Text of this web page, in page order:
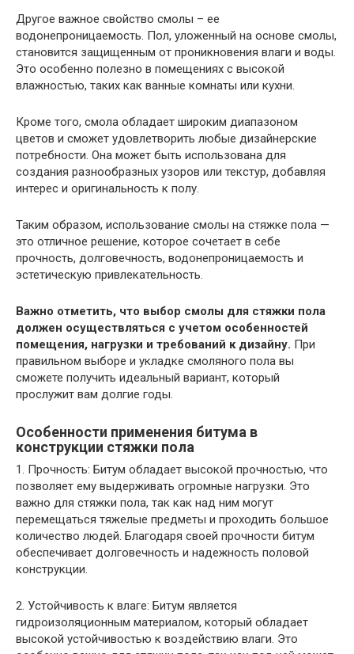
Другое важное свойство смолы – ее
водонепроницаемость. Пол, уложенный на основе смолы,
становится защищенным от проникновения влаги и воды.
Это особенно полезно в помещениях с высокой
влажностью, таких как ванные комнаты или кухни.
Кроме того, смола обладает широким диапазоном
цветов и сможет удовлетворить любые дизайнерские
потребности. Она может быть использована для
создания разнообразных узоров или текстур, добавляя
интерес и оригинальность к полу.
Таким образом, использование смолы на стяжке пола —
это отличное решение, которое сочетает в себе
прочность, долговечность, водонепроницаемость и
эстетическую привлекательность.
Важно отметить, что выбор смолы для стяжки пола
должен осуществляться с учетом особенностей
помещения, нагрузки и требований к дизайну. При
правильном выборе и укладке смоляного пола вы
сможете получить идеальный вариант, который
прослужит вам долгие годы.
Особенности применения битума в
конструкции стяжки пола
1. Прочность: Битум обладает высокой прочностью, что
позволяет ему выдерживать огромные нагрузки. Это
важно для стяжки пола, так как над ним могут
перемещаться тяжелые предметы и проходить большое
количество людей. Благодаря своей прочности битум
обеспечивает долговечность и надежность половой
конструкции.
2. Устойчивость к влаге: Битум является
гидроизоляционным материалом, который обладает
высокой устойчивостью к воздействию влаги. Это